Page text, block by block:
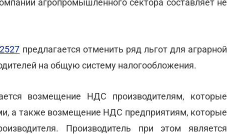
агропромышленного сектора составляет не
предлагается отменить ряд льгот для аграрной
на общую систему налогообложения.
возмещение НДС производителям, которые
а также возмещение НДС предприятиям, которые
Производитель при этом является